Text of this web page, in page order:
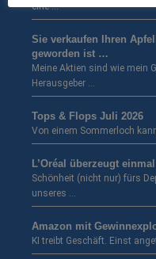
eine …
Sie verkaufen Ihren
geworden ist …
Meine Aktien sind wie mein
Herausgeber …
Tops & Flops Juli 2026
Von einem Sommerloch
L’Oréal überzeugt
Schönheit (nicht nur) fürs
unseres …
Amazon mit
KI treibt Geschäft. Einst